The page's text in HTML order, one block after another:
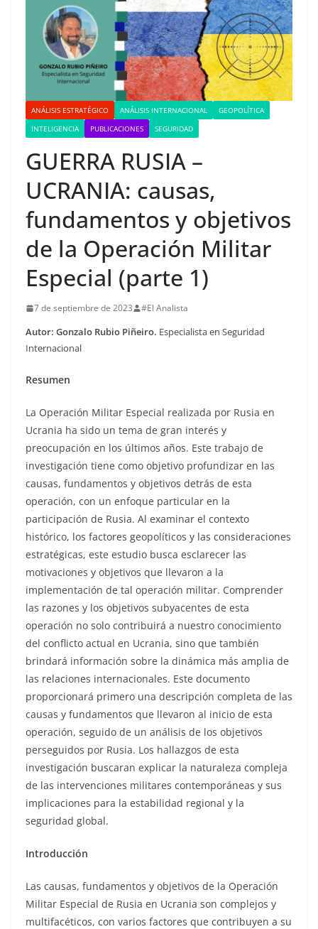
ANÁLISIS ESTRATÉGICO ANÁLISIS INTERNACIONAL
GEOPOLÍTICA
INTELIGENCIA
PUBLICACIONES SEGURIDAD
GUERRA RUSIA –
UCRANIA: causas,
fundamentos y objetivos
de la Operación Militar
Especial (parte 1)
7 de septiembre de 2023 #El Analista
Autor: Gonzalo Rubio Piñeiro. Especialista en Seguridad
Internacional
Resumen
La Operación Militar Especial realizada por Rusia en
Ucrania ha sido un tema de gran interés y
preocupación en los últimos años. Este trabajo de
investigación tiene como objetivo profundizar en las
causas, fundamentos y objetivos detrás de esta
operación, con un enfoque particular en la
participación de Rusia. Al examinar el contexto
histórico, los factores geopolíticos y las consideraciones
estratégicas, este estudio busca esclarecer las
motivaciones y objetivos que llevaron a la
implementación de tal operación militar. Comprender
las razones y los objetivos subyacentes de esta
operación no solo contribuirá a nuestro conocimiento
del conflicto actual en Ucrania, sino que también
brindará información sobre la dinámica más amplia de
las relaciones internacionales. Este documento
proporcionará primero una descripción completa de las
causas y fundamentos que llevaron al inicio de esta
operación, seguido de un análisis de los objetivos
perseguidos por Rusia. Los hallazgos de esta
investigación buscaran explicar la naturaleza compleja
de las intervenciones militares contemporáneas y sus
implicaciones para la estabilidad regional y la
seguridad global.
Introducción
Las causas, fundamentos y objetivos de la Operación
Militar Especial de Rusia en Ucrania son complejos y
multifacéticos, con varios factores que contribuyen a su